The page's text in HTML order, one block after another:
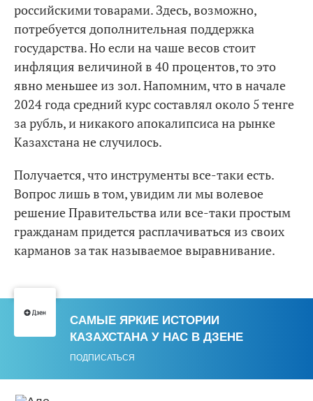
российскими товарами. Здесь, возможно,
потребуется дополнительная поддержка
государства. Но если на чаше весов стоит
инфляция величиной в 40 процентов, то это
явно меньшее из зол. Напомним, что в начале
2024 года средний курс составлял около 5 тенге
за рубль, и никакого апокалипсиса на рынке
Казахстана не случилось.
Получается, что инструменты все-таки есть.
Вопрос лишь в том, увидим ли мы волевое
решение Правительства или все-таки простым
гражданам придется расплачиваться из своих
карманов за так называемое выравнивание.
САМЫЕ ЯРКИЕ ИСТОРИИ
КАЗАХСТАНА У НАС В ДЗЕНЕ
ПОДПИСАТЬСЯ